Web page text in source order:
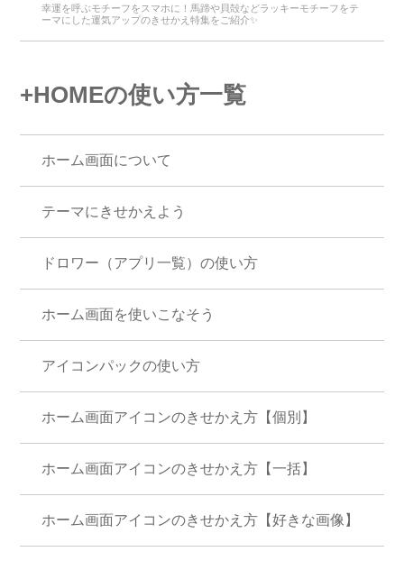
幸運を呼ぶモチーフをスマホに！馬蹄や貝殻などラッキーモチーフをテ
ーマにした運気アップのきせかえ特集をご紹介✨
+HOMEの使い方一覧
ホーム画面について
テーマにきせかえよう
ドロワー（アプリ一覧）の使い方
ホーム画面を使いこなそう
アイコンパックの使い方
ホーム画面アイコンのきせかえ方【個別】
ホーム画面アイコンのきせかえ方【一括】
ホーム画面アイコンのきせかえ方【好きな画像】